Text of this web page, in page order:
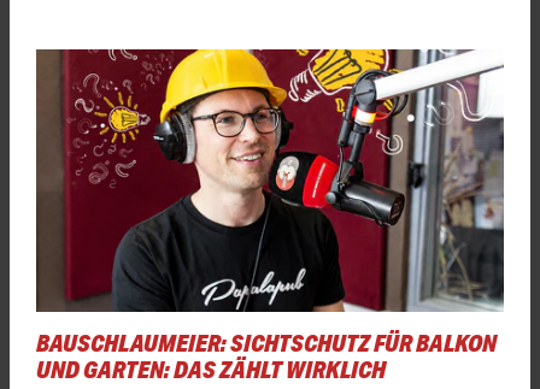
BAUSCHLAUMEIER: SICHTSCHUTZ FÜR BALKON
UND GARTEN: DAS ZÄHLT WIRKLICH